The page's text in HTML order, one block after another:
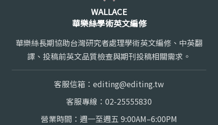
WALLACE
華樂絲學術英文編修
華樂絲長期協助台灣研究者處理學術英文編修、中英翻
譯、投稿前英文品質檢查與期刊投稿相關需求。
客服信箱： editing@editing.tw
客服專線： 02-25555830
營業時間：週一至週五 9:00AM–6:00PM